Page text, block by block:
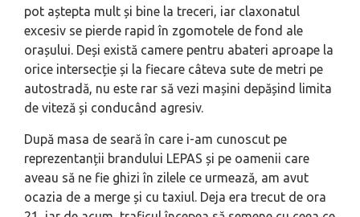
pot aștepta mult și bine la treceri, iar claxonatul
excesiv se pierde rapid în zgomotele de fond ale
orașului. Deși există camere pentru abateri aproape la
orice intersecție și la fiecare câteva sute de metri pe
autostradă, nu este rar să vezi mașini depășind limita
de viteză și conducând agresiv.
După masa de seară în care i-am cunoscut pe
reprezentanții brandului LEPAS și pe oamenii care
aveau să ne fie ghizi în zilele ce urmează, am avut
ocazia de a merge și cu taxiul. Deja era trecut de ora